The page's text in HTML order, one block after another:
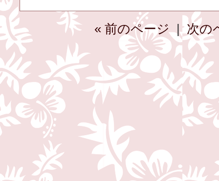
« 前のページ| 次の